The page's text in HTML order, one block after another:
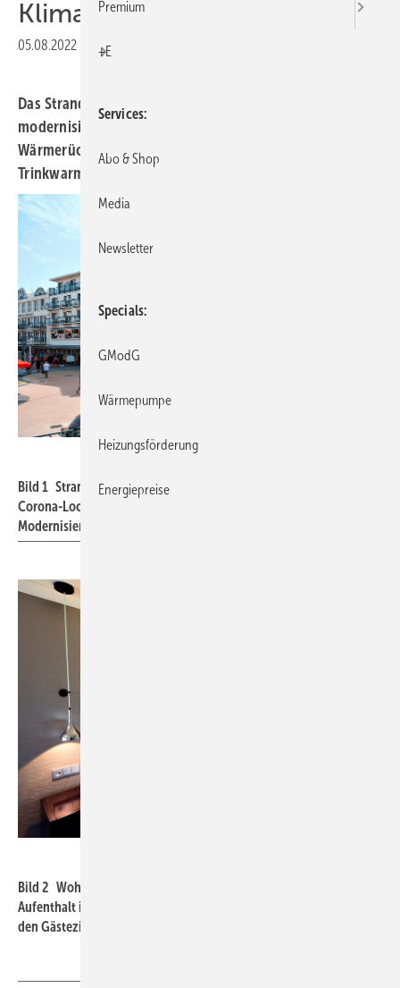
Klimatechnik beheizen
05.08.2022 Druckvorschau
Das Strandhotel Duhnen hat seine Klimatechnik
modernisiert. Durch eine integrierte
Wärmerückgewinnung werden Pool und
Trinkwarmwasser mit Abwärme beheizt.
Bild 1 Strandhotel Duhnen im Nordseeheilbad Cuxhaven. Die
Corona-Lockdowns wurden zur Renovierung und energetischen
Modernisierung genutzt.
Bild 2 Wohlfühlklima garantiert: Gäste profitieren fortan bei ihrem
Aufenthalt im Strandhotel Duhnen von modernster Klimatechnik in
den Gästezimmern.
Premium
+E
Services
Abo & Shop
Media
Newsletter
Specials
GModG
Wärmepumpe
Heizungsförderung
Energiepreise